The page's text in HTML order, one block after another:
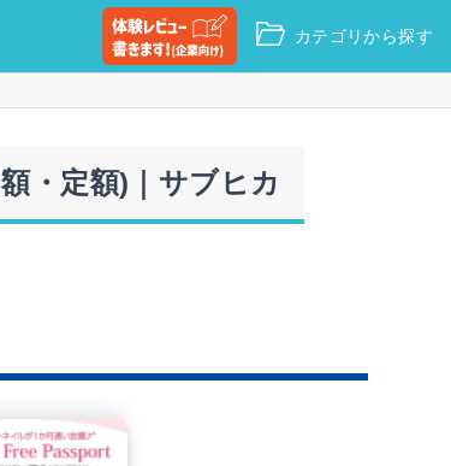
カテゴリから探す
・定額)｜サブヒカ